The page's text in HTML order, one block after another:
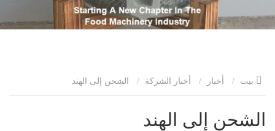
أخبار أخبار الشركة
الشحن إلى الهند